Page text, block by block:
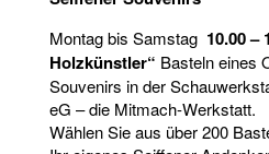
Montag bis Samstag 10.00 –
Holzkünstler“ Basteln eines
Souvenirs in der
eG – die Mitmach-Werkstatt.
Wählen Sie aus über 200